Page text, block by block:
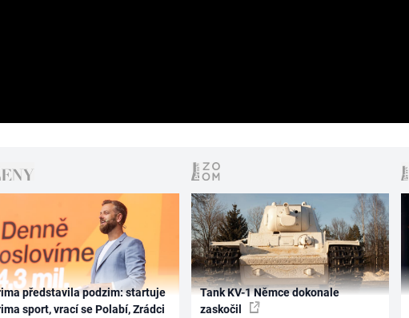
představila podzim: startuje
sport, vrací se Polabí, Zrádci
Tank KV-1 Němce dokonale
zaskočil